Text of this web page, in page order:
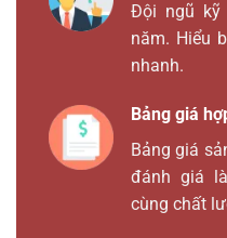
Đội ngũ kỹ
năm. Hiểu
nhanh.
Bảng giá
Bảng giá
đánh giá
cùng chất